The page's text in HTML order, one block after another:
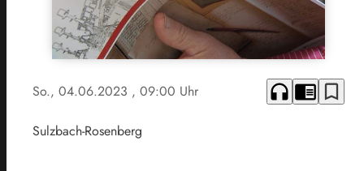
So., 04.06.2023 , 09:00 Uhr headphones chrome_reader_mode bookmark_border
Sulzbach-Rosenberg